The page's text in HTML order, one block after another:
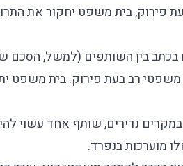
40%. במקרה זה, בעת פירוק, בית משפט יחקור
בין השותפים (למשל, הסכם
רב בעת פירוק. בית משפט
במקרים נדירים, שותף אחד עשוי
מוערכות בנפרד.